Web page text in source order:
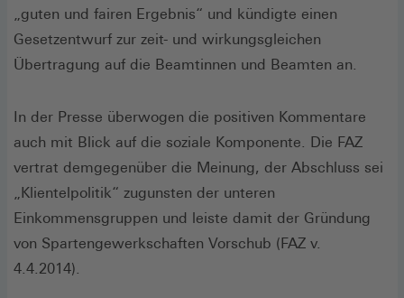
„guten und fairen Ergebnis“ und kündigte einen
Gesetzentwurf zur zeit- und wirkungsgleichen
Übertragung auf die Beamtinnen und Beamten an.
In der Presse überwogen die positiven Kommentare
auch mit Blick auf die soziale Komponente. Die FAZ
vertrat demgegenüber die Meinung, der Abschluss sei
„Klientelpolitik“ zugunsten der unteren
Einkommensgruppen und leiste damit der Gründung
von Spartengewerkschaften Vorschub (FAZ v.
4.4.2014).